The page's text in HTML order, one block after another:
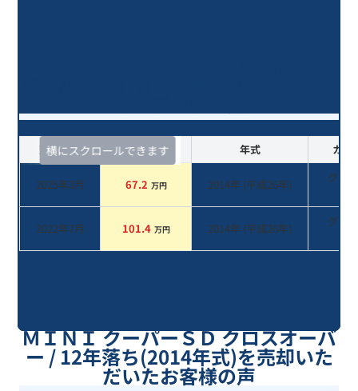
横にスクロールできます
査定時期 セルカ実績 年式 カラ
2025年3月 67.2 万円 2014年 (平成26年)
グリ
2022年7月 101.4 万円 2014年 (平成26年)
グリ
ＭＩＮＩ クーパーＳＤ クロスオーバ
ー / 12年落ち(2014年式)を売却いた
だいたお客様の声